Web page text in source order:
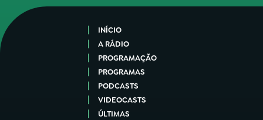
INÍCIO
A RÁDIO
PROGRAMAÇÃO
PROGRAMAS
PODCASTS
VIDEOCASTS
ÚLTIMAS